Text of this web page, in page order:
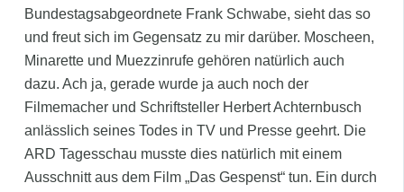
Bundestagsabgeordnete Frank Schwabe, sieht das so
und freut sich im Gegensatz zu mir darüber. Moscheen,
Minarette und Muezzinrufe gehören natürlich auch
dazu. Ach ja, gerade wurde ja auch noch der
Filmemacher und Schriftsteller Herbert Achternbusch
anlässlich seines Todes in TV und Presse geehrt. Die
ARD Tagesschau musste dies natürlich mit einem
Ausschnitt aus dem Film „Das Gespenst“ tun. Ein durch